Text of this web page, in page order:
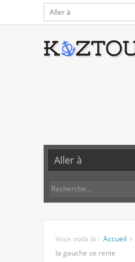
Vous voilà là : Accueil
la gauche se renie